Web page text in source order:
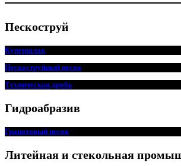
Пескоструй
Купершлак
Пескоструйный песок
Техническая дробь
Гидроабразив
Гранатовый песок
Литейная и стекольная